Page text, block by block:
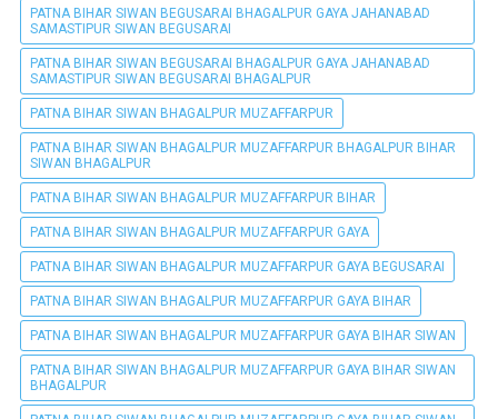
PATNA BIHAR SIWAN BEGUSARAI BHAGALPUR GAYA JAHANABAD
SAMASTIPUR SIWAN BEGUSARAI
PATNA BIHAR SIWAN BEGUSARAI BHAGALPUR GAYA JAHANABAD
SAMASTIPUR SIWAN BEGUSARAI BHAGALPUR
PATNA BIHAR SIWAN BHAGALPUR MUZAFFARPUR
PATNA BIHAR SIWAN BHAGALPUR MUZAFFARPUR BHAGALPUR BIHAR
SIWAN BHAGALPUR
PATNA BIHAR SIWAN BHAGALPUR MUZAFFARPUR BIHAR
PATNA BIHAR SIWAN BHAGALPUR MUZAFFARPUR GAYA
PATNA BIHAR SIWAN BHAGALPUR MUZAFFARPUR GAYA BEGUSARAI
PATNA BIHAR SIWAN BHAGALPUR MUZAFFARPUR GAYA BIHAR
PATNA BIHAR SIWAN BHAGALPUR MUZAFFARPUR GAYA BIHAR SIWAN
PATNA BIHAR SIWAN BHAGALPUR MUZAFFARPUR GAYA BIHAR SIWAN
BHAGALPUR